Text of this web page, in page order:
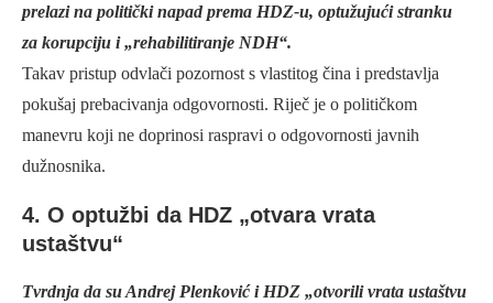
prelazi na politički napad prema HDZ-u, optužujući stranku
za korupciju i „rehabilitiranje NDH“.
Takav pristup odvlači pozornost s vlastitog čina i predstavlja
pokušaj prebacivanja odgovornosti. Riječ je o političkom
manevru koji ne doprinosi raspravi o odgovornosti javnih
dužnosnika.
4. O optužbi da HDZ „otvara vrata
ustaštvu“
Tvrdnja da su Andrej Plenković i HDZ „otvorili vrata ustaštvu